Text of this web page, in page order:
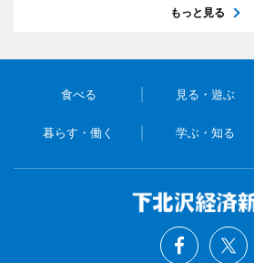
もっと見る
食べる 見る・遊ぶ
暮らす・働く 学ぶ・知る